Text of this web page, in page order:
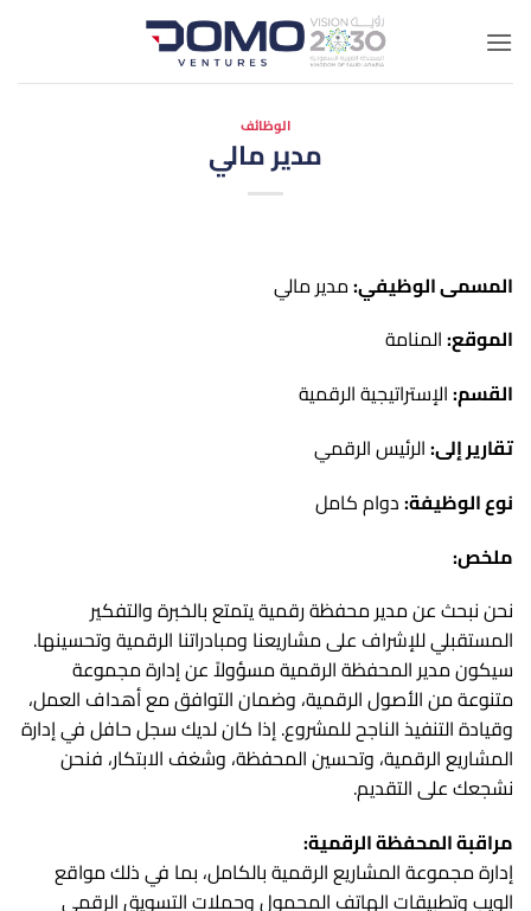
للمحتوى
الوظائف
مدير مالي
المسمى الوظيفي:مدير مالي
الموقع:المنامة
القسم:الإستراتيجية الرقمية
تقارير إلى:الرئيس الرقمي
نوع الوظيفة:دوام كامل
ملخص:
نحن نبحث عن مدير محفظة رقمية يتمتع بالخبرة والتفكير
المستقبلي للإشراف على مشاريعنا ومبادراتنا الرقمية وتحسينها.
سيكون مدير المحفظة الرقمية مسؤولاً عن إدارة مجموعة
متنوعة من الأصول الرقمية، وضمان التوافق مع أهداف العمل،
وقيادة التنفيذ الناجح للمشروع. إذا كان لديك سجل حافل في إدارة
المشاريع الرقمية، وتحسين المحفظة، وشغف الابتكار، فنحن
نشجعك على التقديم.
مراقبة المحفظة الرقمية:
إدارة مجموعة المشاريع الرقمية بالكامل، بما في ذلك مواقع
الويب وتطبيقات الهاتف المحمول وحملات التسويق الرقمي